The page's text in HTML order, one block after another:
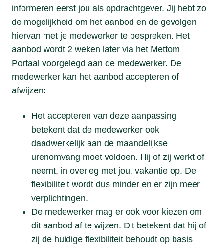
informeren eerst jou als opdrachtgever. Jij hebt zo
de mogelijkheid om het aanbod en de gevolgen
hiervan met je medewerker te bespreken. Het
aanbod wordt 2 weken later via het Mettom
Portaal voorgelegd aan de medewerker. De
medewerker kan het aanbod accepteren of
afwijzen:
Het accepteren van deze aanpassing
betekent dat de medewerker ook
daadwerkelijk aan de maandelijkse
urenomvang moet voldoen. Hij of zij werkt of
neemt, in overleg met jou, vakantie op. De
flexibiliteit wordt dus minder en er zijn meer
verplichtingen.
De medewerker mag er ook voor kiezen om
dit aanbod af te wijzen. Dit betekent dat hij of
zij de huidige flexibiliteit behoudt op basis